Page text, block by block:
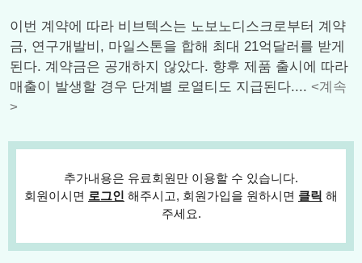
이번 계약에 따라 비브텍스는 노보노디스크로부터 계약
금, 연구개발비, 마일스톤을 합해 최대 21억달러를 받게
된다. 계약금은 공개하지 않았다. 향후 제품 출시에 따라
매출이 발생할 경우 단계별 로열티도 지급된다.... <계속
>
추가내용은 유료회원만 이용할 수 있습니다.
회원이시면 로그인 해주시고, 회원가입을 원하시면 클릭 해
주세요.